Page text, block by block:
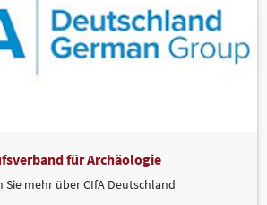
für Archäologie
Sie mehr über CIfA Deutschland